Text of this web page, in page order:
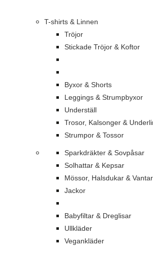
T-shirts & Linnen
Tröjor
Stickade Tröjor & Koftor
Byxor & Shorts
Leggings & Strumpbyxor
Underställ
Trosor, Kalsonger &
Strumpor & Tossor
Sparkdräkter & Sovpåsar
Solhattar & Kepsar
Mössor, Halsdukar & Vantar
Jackor
Babyfiltar & Dreglisar
Ullkläder
Vegankläder